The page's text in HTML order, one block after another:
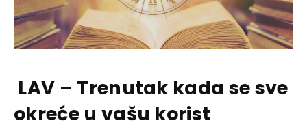
LAV – Trenutak kada se sve
okreće u vašu korist